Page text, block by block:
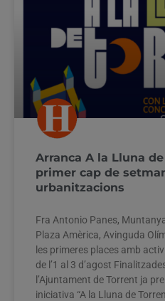
Arranca A la Lluna
primer cap de
urbanitzacions
Fra Antonio Panes,
Plaza Amèrica, Avinguda
les primeres places amb
de l’1 al 3 d’agost
l’Ajuntament de Torrent ja
iniciativa “A la Lluna de